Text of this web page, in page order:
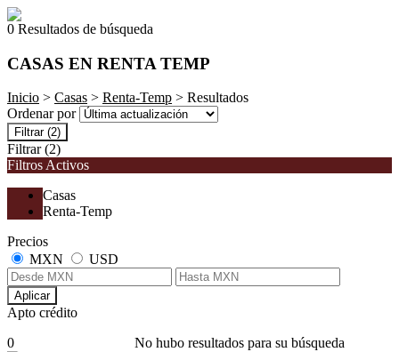
0 Resultados de búsqueda
CASAS EN RENTA TEMP
Inicio > Casas > Renta-Temp > Resultados
Ordenar por
Filtrar (2)
Filtrar (2)
Filtros Activos
Casas
Renta-Temp
Precios
MXN
USD
Aplicar
Apto crédito
No hubo resultados para su búsqueda
0